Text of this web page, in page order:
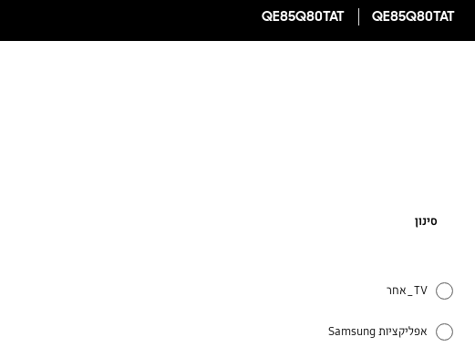
QE85Q80TAT
QE85Q80TAT
סינון
TV_אחר
אפליקציות Samsung